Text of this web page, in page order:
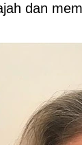
dan